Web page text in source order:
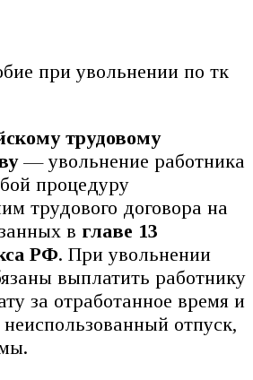
трудовому
— увольнение работника
процедуру
трудового договора на
в главе 13
РФ. При увольнении
выплатить работнику
за отработанное время и
отпуск,